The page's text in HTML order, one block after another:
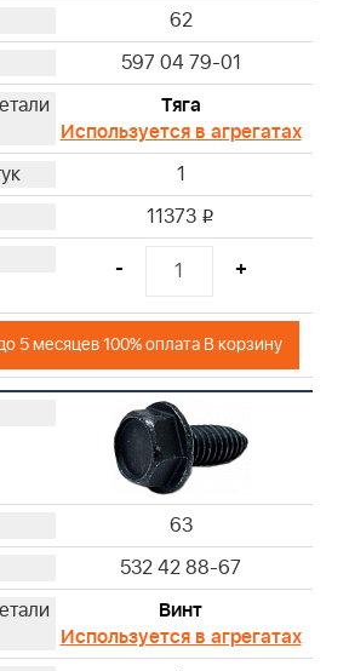
62
597 04 79-01
Тяга
Используется в агрегатах
1
11373 i
- +
5 месяцев 100% оплата В корзину
63
532 42 88-67
Винт
Используется в агрегатах